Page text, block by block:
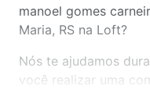
manoel gomes
Maria, RS na Loft?
Nós te ajudamos
você realizar uma